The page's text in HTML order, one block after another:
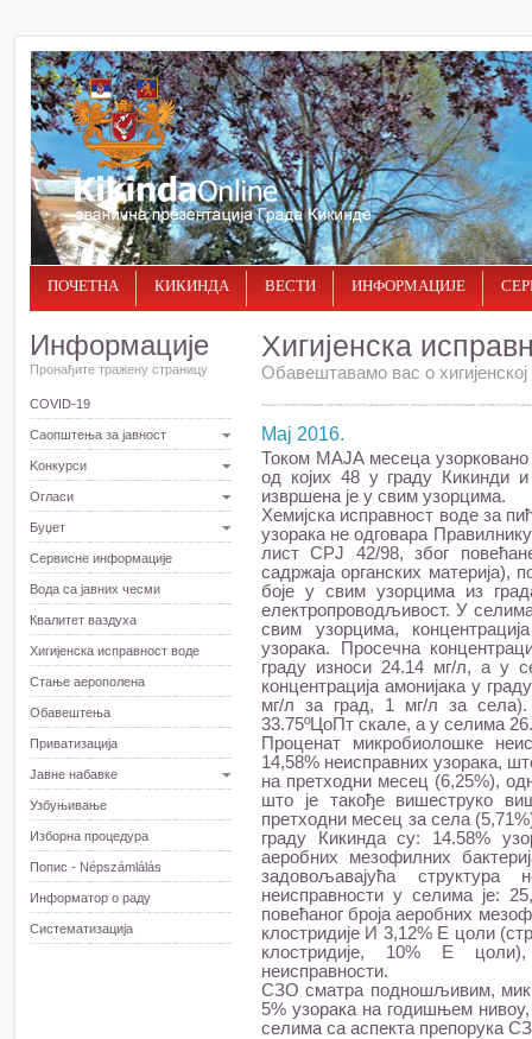
ПОЧЕТНА КИКИНДА ВЕСТИ ИНФОРМАЦИЈЕ
Информације
Пронађите тражену страницу
COVID-19
Саопштења за јавност
Kонкурси
Огласи
Буџет
Сервисне информације
Вода са јавних чесми
Квалитет ваздуха
Хигијенска исправност воде
Стање аерополена
Обавештења
Приватизација
Јавне набавке
Узбуњивање
Изборна процедура
Попис - Népszámlálás
Информатор о раду
Систематизација
Хигијенска
Обавештавамо вас о
Maj 2016.
Током МАЈА месеца узорковано
од којих 48 у граду Кикинди
извршена је у свим узорцима.
Хемијска исправност воде за
узорака не одговара
лист СРЈ 42/98, због
садржаја органских материја),
боје у свим узорцима из
електропроводљивост. У
свим узорцима,
узорака. Просечна
граду износи 24.14 мг/л, а у
концентрација амонијака у
мг/л за град, 1 мг/л за села).
33.75ºЦоПт скале, а у селима
Проценат микробиолошке
14,58% неисправних узорака,
на претходни месец (6,25%),
што је такође вишеструко
претходни месец за села
граду Кикинда су: 14.58%
аеробних мезофилних
задовољавајућа структура
неисправности у селима је:
повећаног броја аеробних
клостридије И 3,12% Е цоли
клостридије, 10% Е
неисправности.
СЗО сматра подношљивим,
5% узорака на годишњем нивоу,
селима са аспекта препорука